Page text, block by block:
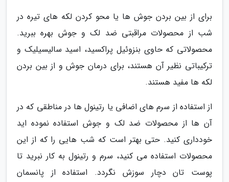
برای از بین بردن جوش ها یا محو کردن لکه های تیره در
شب از محصولات مراقبتی ضد لک و جوش بهره ببرید.
محصولاتی که حاوی بنزوئیل پراکسید، اسید سالیسیلیک و
ترکیباتی نظیر آن هستند، برای درمان جوش و از بین بردن
لکه ها مفید هستند.
از استفاده از سرم های اضافی یا رتینول ها در مناطقی که در
آن ها از محصولات ضد لک و جوش استفاده نموده اید
خودداری کنید. حتی بهتر است که شب هایی را که از این
محصولات استفاده می کنید، سرم و رتینول به کار نبرید تا
پوست تان دچار سوزش نگردد. استفاده از پانسمان